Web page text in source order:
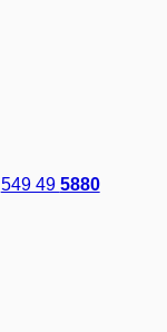
549 49 5880